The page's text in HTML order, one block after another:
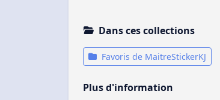
Dans ces collections
Favoris de MaitreStickerKJ
Plus d'information